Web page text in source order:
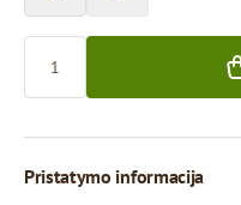
Pristatymo informacija